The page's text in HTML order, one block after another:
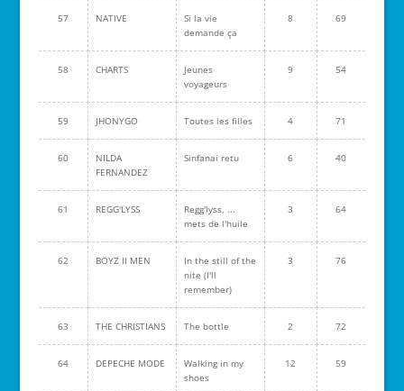
57 NATIVE
Si la vie
demande ça
8 69
58 CHARTS
Jeunes
voyageurs
9 54
59 JHONYGO Toutes les filles 4 71
60
NILDA
FERNANDEZ
Sinfanai retu 6 40
61 REGG'LYSS
Regg'lyss, ...
mets de l'huile
3 64
62 BOYZ II MEN
In the still of the
nite (I'll
remember)
3 76
63 THE CHRISTIANS The bottle 2 72
64 DEPECHE MODE
Walking in my
shoes
12 59